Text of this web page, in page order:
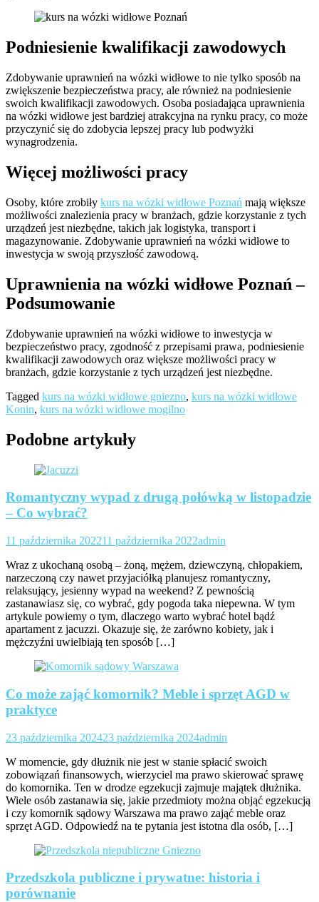
Podniesienie kwalifikacji zawodowych
Zdobywanie uprawnień na wózki widłowe to nie tylko sposób na
zwiększenie bezpieczeństwa pracy, ale również na podniesienie
swoich kwalifikacji zawodowych. Osoba posiadająca uprawnienia
na wózki widłowe jest bardziej atrakcyjna na rynku pracy, co może
przyczynić się do zdobycia lepszej pracy lub podwyżki
wynagrodzenia.
Więcej możliwości pracy
Osoby, które zrobiły kurs na wózki widłowe Poznań mają większe
możliwości znalezienia pracy w branżach, gdzie korzystanie z tych
urządzeń jest niezbędne, takich jak logistyka, transport i
magazynowanie. Zdobywanie uprawnień na wózki widłowe to
inwestycja w swoją przyszłość zawodową.
Uprawnienia na wózki widłowe Poznań –
Podsumowanie
Zdobywanie uprawnień na wózki widłowe to inwestycja w
bezpieczeństwo pracy, zgodność z przepisami prawa, podniesienie
kwalifikacji zawodowych oraz większe możliwości pracy w
branżach, gdzie korzystanie z tych urządzeń jest niezbędne.
Tagged kurs na wózki widłowe gniezno, kurs na wózki widłowe
Konin, kurs na wózki widłowe mogilno
Podobne artykuły
Romantyczny wypad z drugą połówką w listopadzie
– Co wybrać?
11 października 202211 października 2022admin
Wraz z ukochaną osobą – żoną, mężem, dziewczyną, chłopakiem,
narzeczoną czy nawet przyjaciółką planujesz romantyczny,
relaksujący, jesienny wypad na weekend? Z pewnością
zastanawiasz się, co wybrać, gdy pogoda taka niepewna. W tym
artykule powiemy o tym, dlaczego warto wybrać hotel bądź
apartament z jacuzzi. Okazuje się, że zarówno kobiety, jak i
mężczyźni uwielbiają ten sposób […]
Co może zająć komornik? Meble i sprzęt AGD w
praktyce
23 października 202423 października 2024admin
W momencie, gdy dłużnik nie jest w stanie spłacić swoich
zobowiązań finansowych, wierzyciel ma prawo skierować sprawę
do komornika. Ten w drodze egzekucji zajmuje majątek dłużnika.
Wiele osób zastanawia się, jakie przedmioty można objąć egzekucją
i czy komornik sądowy Warszawa ma prawo zająć meble oraz
sprzęt AGD. Odpowiedź na te pytania jest istotna dla osób, […]
Przedszkola publiczne i prywatne: historia i
porównanie